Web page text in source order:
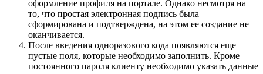
оформление профиля на портале. Однако несмотря на
то, что простая электронная подпись была
сформирована и подтверждена, на этом ее создание не
оканчивается.
После введения одноразового кода появляются еще
пустые поля, которые необходимо заполнить. Кроме
постоянного пароля клиенту необходимо указать данные